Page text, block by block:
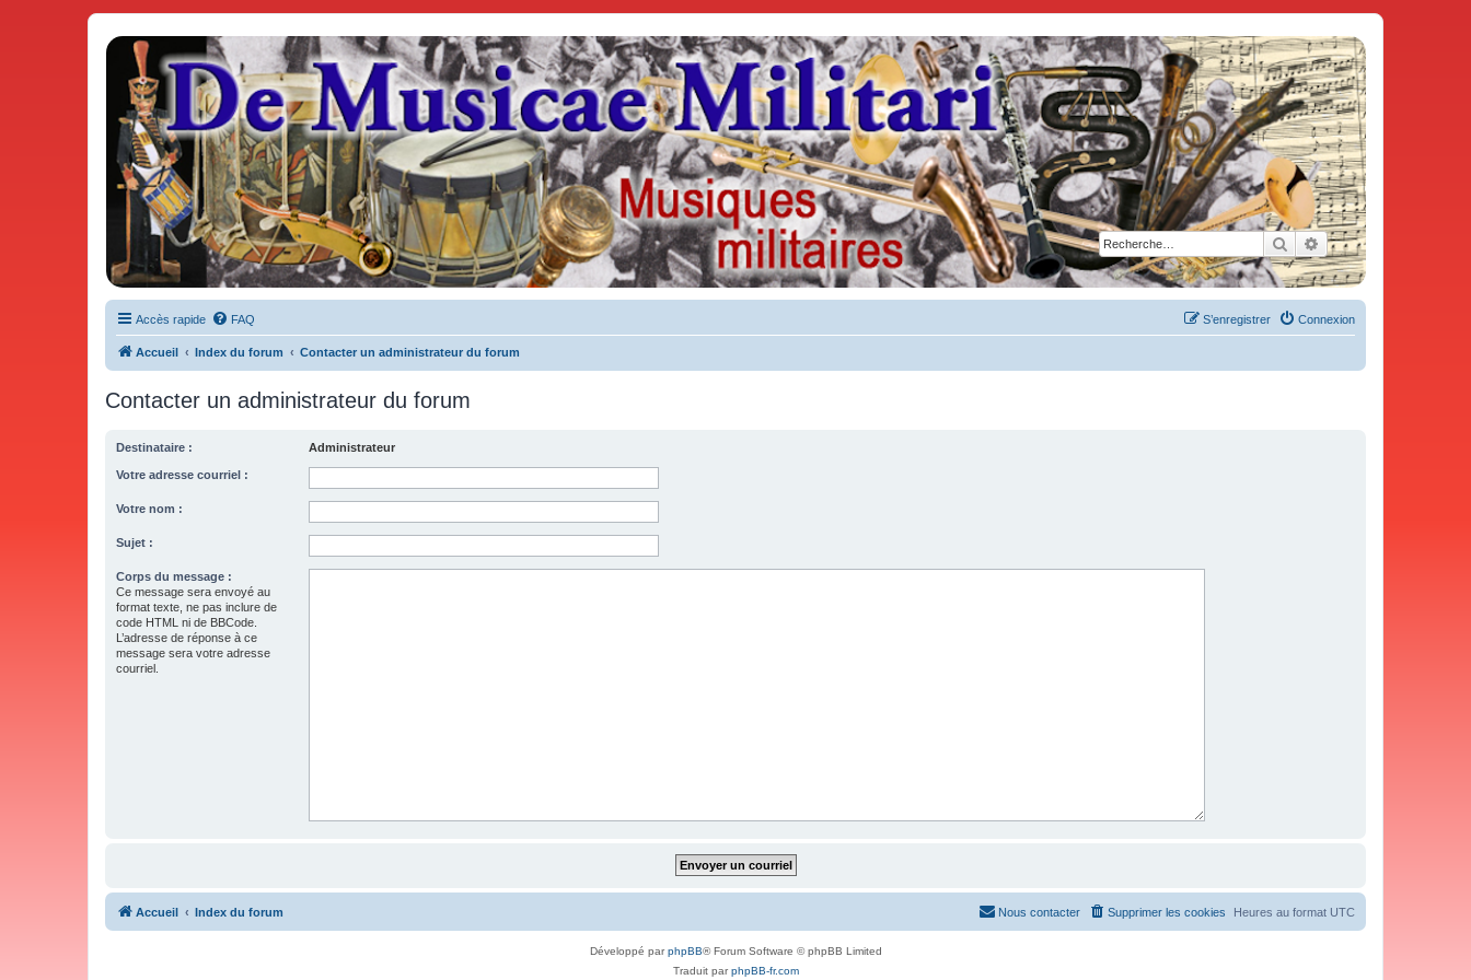
Rechercher
Recherche avancée
De Musicae Militari - Forums
Forums de discussions
Accès rapide FAQ Connexion
S’enregistrer
Accueil Index du forum Contacter un administrateur du forum
Contacter un administrateur du forum
Destinataire : Administrateur
Votre adresse courriel :
Votre nom :
Sujet :
Corps du message :
Ce message sera envoyé au
format texte, ne pas inclure de
code HTML ni de BBCode.
L’adresse de réponse à ce
message sera votre adresse
courriel.
Accueil Index du forum Heures au format UTC
Supprimer les cookies
Nous contacter
Développé parphpBB® Forum Software © phpBB Limited
Traduit parphpBB-fr.com